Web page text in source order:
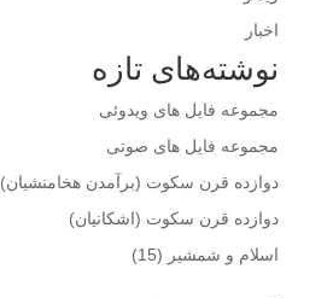
اخبار
نوشته‌های تازه
مجموعه فایل های ویدوئی
مجموعه فایل های صوتی
دوازده قرن سکوت (برآمدن هخامنشیان)
دوازده قرن سکوت (اشکانیان)
اسلام و شمشير (15)